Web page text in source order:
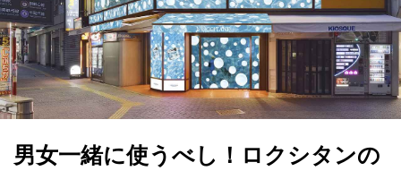
男女一緒に使うべし！ロクシタンの